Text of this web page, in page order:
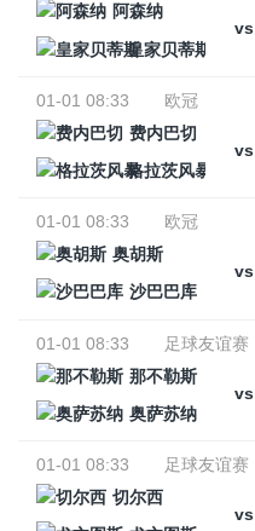
阿森纳
vs
皇家贝蒂斯
01-01 08:33
欧冠
费内巴切
vs
格拉茨风暴
01-01 08:33
欧冠
奥胡斯
vs
沙巴巴库
01-01 08:33
足球友谊赛
那不勒斯
vs
奥萨苏纳
01-01 08:33
足球友谊赛
切尔西
vs